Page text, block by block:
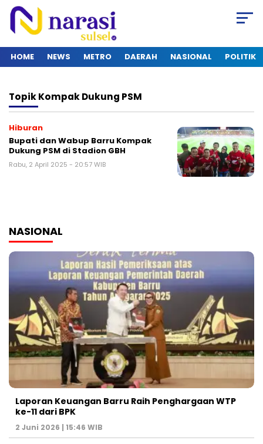
HOME NEWS METRO DAERAH NASIONAL POLITIK
TopikKompak Dukung PSM
Hiburan
Bupati dan Wabup Barru Kompak
Dukung PSM di Stadion GBH
Rabu, 2 April 2025 - 20:57 WIB
NASIONAL
Laporan Keuangan Barru Raih Penghargaan WTP
ke-11 dari BPK
2 Juni 2026 | 15:46 WIB